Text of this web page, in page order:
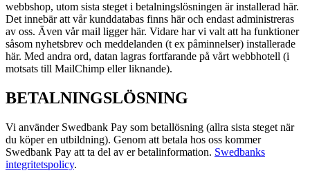
webbshop, utom sista steget i betalningslösningen är installerad här.
Det innebär att vår kunddatabas finns här och endast administreras
av oss. Även vår mail ligger här. Vidare har vi valt att ha funktioner
såsom nyhetsbrev och meddelanden (t ex påminnelser) installerade
här. Med andra ord, datan lagras fortfarande på vårt webbhotell (i
motsats till MailChimp eller liknande).
BETALNINGSLÖSNING
Vi använder Swedbank Pay som betallösning (allra sista steget när
du köper en utbildning). Genom att betala hos oss kommer
Swedbank Pay att ta del av er betalinformation. Swedbanks
integritetspolicy.